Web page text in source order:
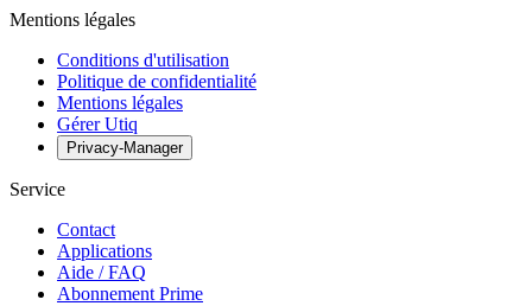
Mentions légales
Conditions d'utilisation
Politique de confidentialité
Mentions légales
Gérer Utiq
Privacy-Manager
Service
Contact
Applications
Aide / FAQ
Abonnement Prime